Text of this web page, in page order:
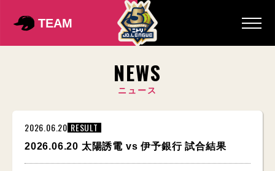
TEAM
NEWS
ニュース
2026.06.20 RESULT
2026.06.20 太陽誘電 vs 伊予銀行 試合結果